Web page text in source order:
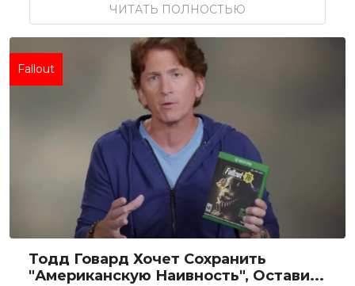
ЧИТАТЬ ПОЛНОСТЬЮ
Fallout
Тодд Говард Хочет Сохранить
"американскую Наивность", Остави...